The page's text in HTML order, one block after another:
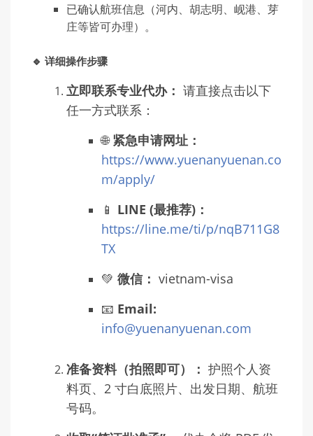
已确认航班信息（河内、胡志明、岘港、芽
庄等皆可办理）。
🔹 详细操作步骤
立即联系专业代办： 请直接点击以下
任一方式联系：
🌐紧急申请网址：
https://www.yuenanyuenan.co
m/apply/
📱 LINE (最推荐)：
https://line.me/ti/p/nqB711G8
TX
💚 微信： vietnam-visa
📧 Email:
info@yuenanyuenan.com
准备资料（拍照即可）： 护照个人资
料页、2 寸白底照片、出发日期、航班
号码。